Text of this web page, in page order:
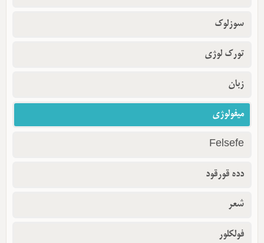
سوزلوک
تورک لوژی
زبان
میفولوژی
Felsefe
دده قورقود
شعر
فولکلور